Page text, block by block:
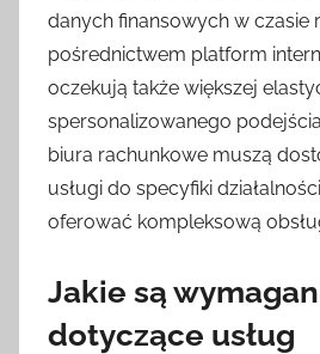
danych finansowych w czasie
pośrednictwem platform
oczekują także większej
spersonalizowanego
biura rachunkowe muszą
usługi do specyfiki
oferować kompleksową
Jakie są
dotyczące usług